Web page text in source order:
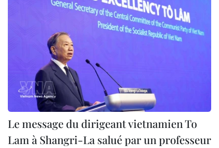
Le message du dirigeant vietnamien To
Lam à Shangri-La salué par un professeur